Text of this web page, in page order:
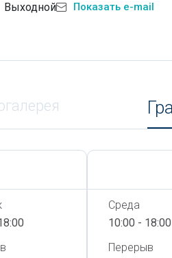
Выходной Показать e-mail
Среда
10:00 - 18:00
Перерыв